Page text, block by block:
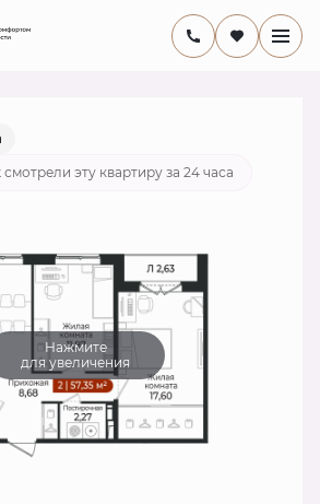
9 967 430 руб.
смотрели эту квартиру за 24 часа
Нажмите
для увеличения